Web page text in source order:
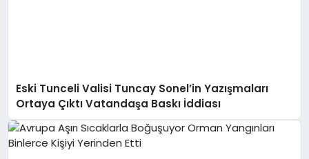
Eski Tunceli Valisi Tuncay Sonel’in Yazışmaları
Ortaya Çıktı Vatandaşa Baskı İddiası